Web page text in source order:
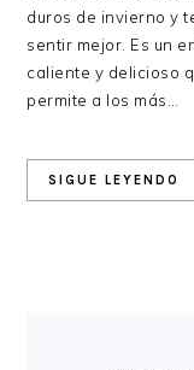
duros de invierno y
sentir mejor. Es un
caliente y delicioso
permite a los más…
SIGUE LEYENDO